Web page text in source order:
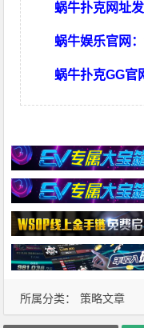
蜗牛扑克网址
蜗牛娱乐官网：
蜗牛扑克GG官
所属分类： 策略文章